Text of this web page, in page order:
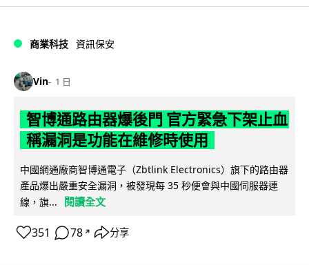
商業科技 資訊保安
Vin 1 日
智博通路由器爆後門 官方緊急下架止血
稱漏洞是功能在維修時使用
中國網通廠商智博通電子（Zbtlink Electronics）旗下的路由器
產品爆出嚴重安全漏洞，被發現每 35 秒便會與中國伺服器連
線，旗...
閱讀全文
351 78 ↗ 分享